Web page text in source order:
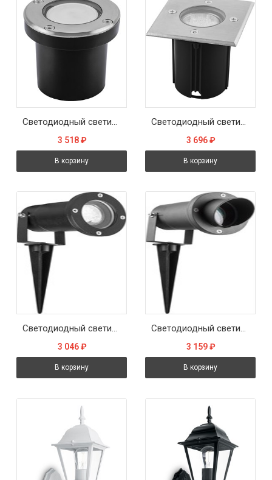
Светодиодный светильник тротуарный (грунтовый) Feron SP3732 7W 4000K 230V IP65
3 518₽
В корзину
Светодиодный светильник тротуарный (грунтовый) Feron SP3733 7W 4000K 230V IP65
3 696₽
В корзину
Светодиодный светильник тротуарный (грунтовый) Feron SP3735 7W 4000K 230V IP65
3 046₽
В корзину
Светодиодный светильник тротуарный (грунтовый) Feron SP3736 7W 4000K 230V IP65
3 159₽
В корзину